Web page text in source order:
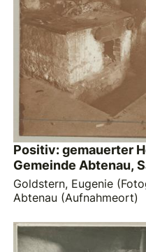
Positiv: gemauerter
Gemeinde Abtenau,
Goldstern, Eugenie
Abtenau (Aufnahmeort)